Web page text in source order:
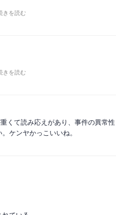
きを読む
気になったし、主人公の厨二感凄
きを読む
くて読み応えがあり、事件の異常
ケンヤかっこいいね。